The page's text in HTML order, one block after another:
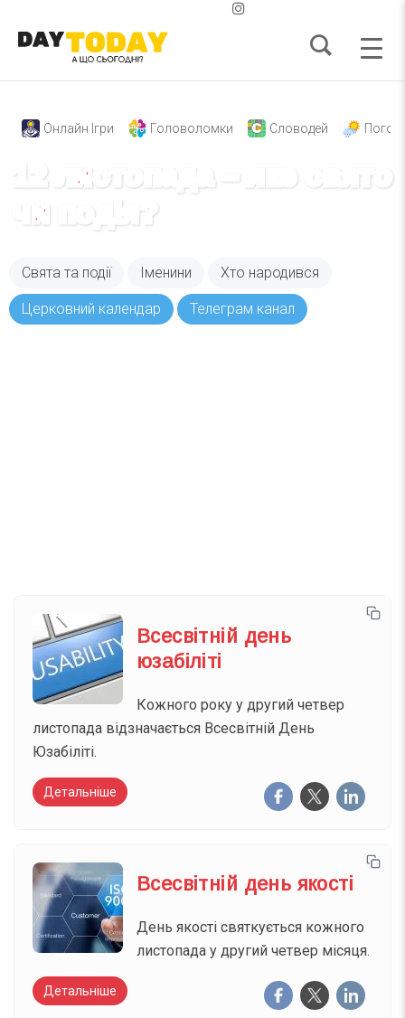
Онлайн Ігри Головоломки Словодей
12 листопада – яке свято
чи подія?
Свята та події Іменини Хто народився
Церковний календар Телеграм канал
Всесвітній день
юзабіліті
Кожного року у другий четвер
листопада відзначається Всесвітній День
Юзабіліті.
Детальніше
Всесвітній день якості
День якості святкується кожного
листопада у другий четвер місяця.
Детальніше